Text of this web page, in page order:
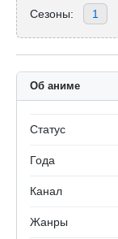
Сезоны: 1
Об аниме
Статус
Года
Канал
Жанры